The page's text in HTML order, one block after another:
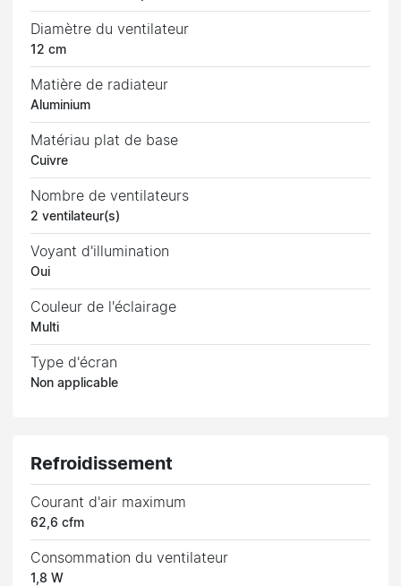
Diamètre du ventilateur
12 cm
Matière de radiateur
Aluminium
Matériau plat de base
Cuivre
Nombre de ventilateurs
2 ventilateur(s)
Voyant d'illumination
Oui
Couleur de l'éclairage
Multi
Type d'écran
Non applicable
Refroidissement
Courant d'air maximum
62,6 cfm
Consommation du ventilateur
1,8 W